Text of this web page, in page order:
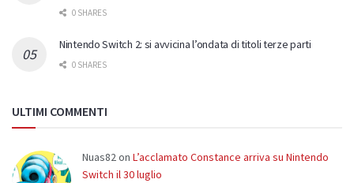
0 SHARES
Nintendo Switch 2: si avvicina l’ondata di titoli terze parti
0 SHARES
ULTIMI COMMENTI
Nuas82on L’acclamato Constance arriva su Nintendo
Switch il 30 luglio